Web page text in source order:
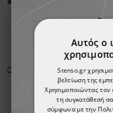
O1
Αυτός ο
Stenso.gr
βελτίωση της
Χρησιμοποιώντας τον
τη συγκατάθεσή
σύμφωνα με την